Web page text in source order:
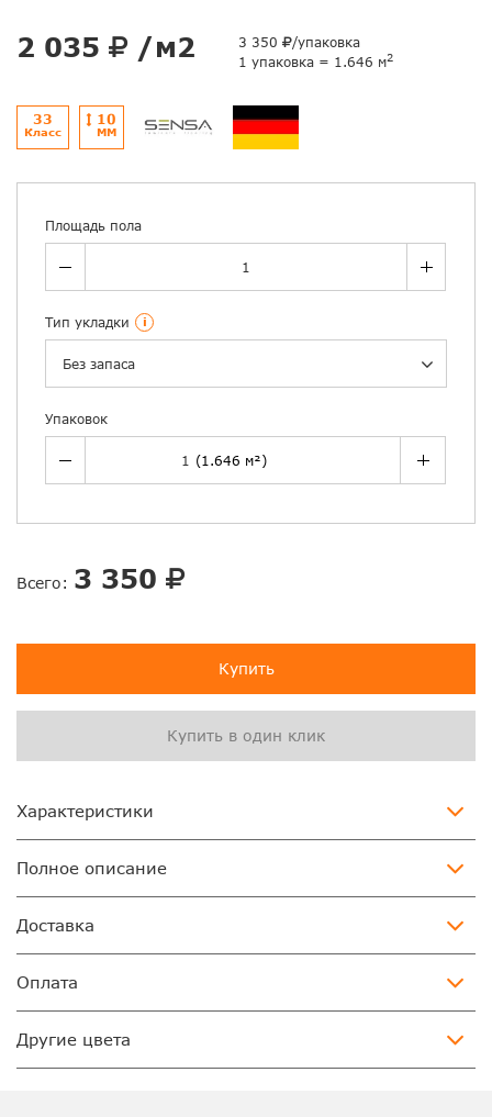
2 035 /м2 3 350
/упаковка
1 упаковка = 1.646 м2
33
Класс
10
ММ
Площадь пола
Тип укладки i
Без запаса
Упаковок
Всего: 3 350
Купить
Купить в один клик
Характеристики
Полное описание
Доставка
Оплата
Другие цвета